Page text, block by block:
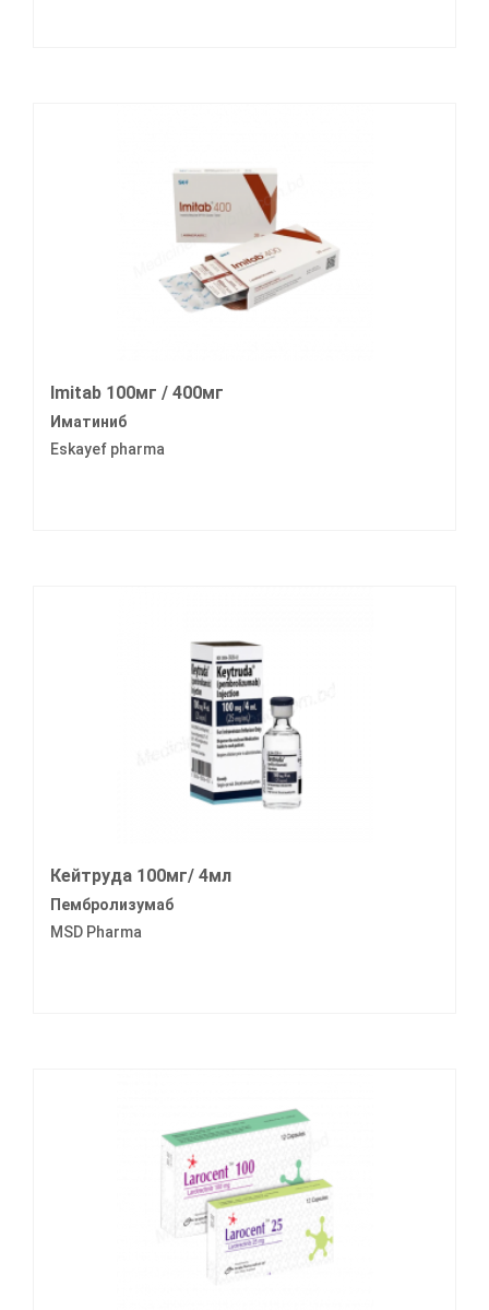
Imitab 100мг / 400мг
Иматиниб
Eskayef pharma
Кейтруда 100мг/ 4мл
Пембролизумаб
MSD Pharma